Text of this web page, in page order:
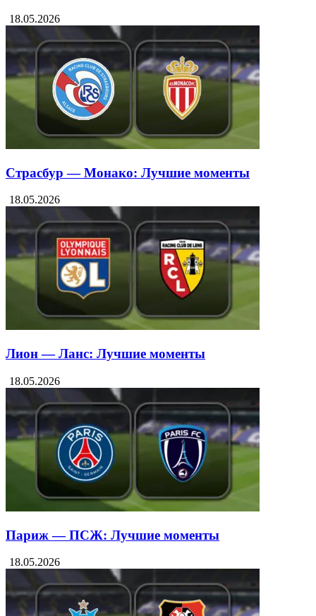
18.05.2026
Страсбур — Монако: Лучшие моменты
18.05.2026
Лион — Ланс: Лучшие моменты
18.05.2026
Париж — ПСЖ: Лучшие моменты
18.05.2026